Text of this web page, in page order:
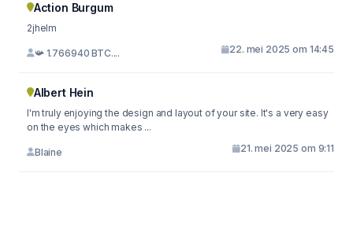
Action Burgum
2jhelm
📯 1.766940 BTC.... 22. mei 2025 om 14:45
Albert Hein
I'm truly enjoying the design and layout of your site. It's a very easy
on the eyes which makes ...
Blaine 21. mei 2025 om 9:11